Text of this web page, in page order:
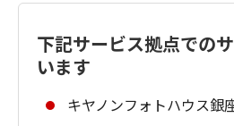
下記サービス拠点での
います
キヤノンフォトハウス銀